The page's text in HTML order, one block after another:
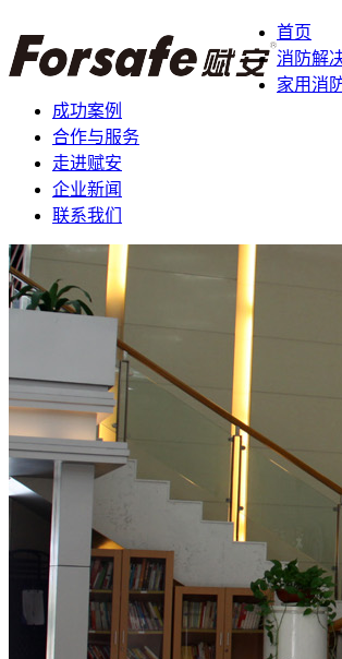
首页
消防解
家用消
成功案例
合作与服务
走进赋安
企业新闻
联系我们